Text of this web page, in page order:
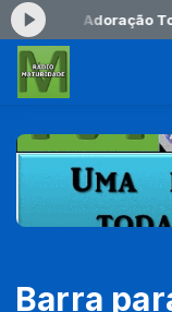
agora: Adoração
Barra